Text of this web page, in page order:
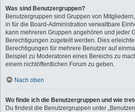
Was sind Benutzergruppen?
Benutzergruppen sind Gruppen von
in für die Board-Administration verwaltbare
kann mehreren Gruppen angehören und jeder
Berechtigungen zugeteilt werden. Dies
Berechtigungen für mehrere Benutzer auf
Beispiel zu Moderatoren eines Bereichs zu
einem nichtöffentlichen Forum zu geben.
Nach oben
Wo finde ich die Benutzergruppen und wie
Du findest die Benutzergruppen unter